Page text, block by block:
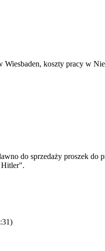
koszty pracy w
do sprzedaży proszek
Hitler".
)